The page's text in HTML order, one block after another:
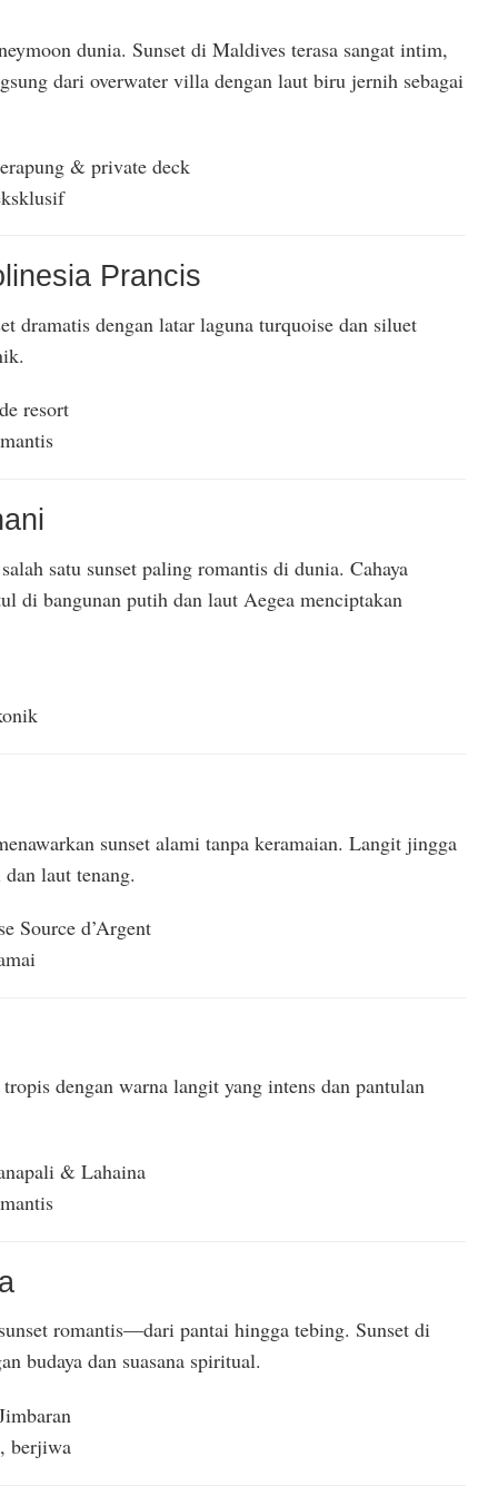
dunia. Sunset di Maldives terasa sangat intim,
dari overwater villa dengan laut biru jernih sebagai
& private deck
Prancis
dramatis dengan latar laguna turquoise dan siluet
resort
satu sunset paling romantis di dunia. Cahaya
di bangunan putih dan laut Aegea menciptakan
sunset alami tanpa keramaian. Langit jingga
laut tenang.
Source d’Argent
dengan warna langit yang intens dan pantulan
& Lahaina
romantis—dari pantai hingga tebing. Sunset di
budaya dan suasana spiritual.
berjiwa